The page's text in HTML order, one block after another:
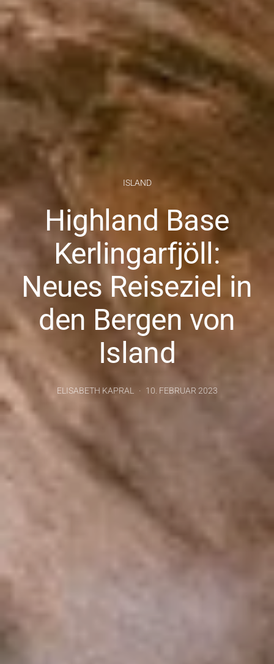
ISLAND
Highland Base
Kerlingarfjöll:
Neues Reiseziel in
den Bergen von
Island
ELISABETH KAPRAL 10. FEBRUAR 2023